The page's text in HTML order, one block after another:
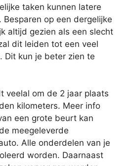
taken kunnen latere
Besparen op een dergelijke
altijd gezien als een slecht
dit leiden tot een veel
Dit kun je beter zien te
veelal om de 2 jaar plaats
kilometers. Meer info
een grote beurt kan
meegeleverde
Alle onderdelen van je
worden. Daarnaast